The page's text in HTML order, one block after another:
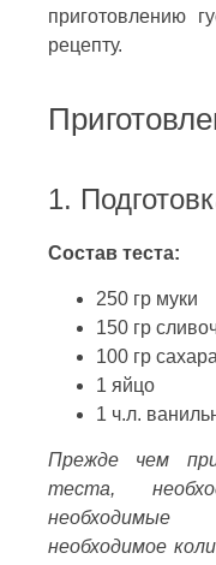
приготовлению
рецепту.
1.
Состав теста:
250 гр муки
150 гр
100 гр сахара
1 яйцо
1 ч.л.
Прежде чем
теста,
необходимые
необходимое